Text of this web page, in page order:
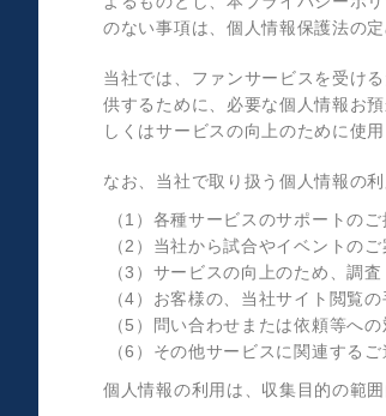
のない事項は、個人情報保護法の
当社では、ファンサービスを受け
供するために、必要な個人情報お
しくはサービスの向上のために使用
なお、当社で取り扱う個人情報の
（1）各種サービスのサポートのご
（2）当社から試合やイベントの
（3）サービスの向上のため、調
（4）お客様の、当社サイト閲覧
（5）問い合わせまたは依頼等への
（6）その他サービスに関連する
個人情報の利用は、収集目的の範